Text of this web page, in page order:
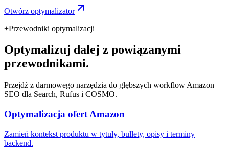
Otwórz optymalizator
+Przewodniki optymalizacji
Optymalizuj dalej z powiązanymi
przewodnikami.
Przejdź z darmowego narzędzia do głębszych workflow Amazon
SEO dla Search, Rufus i COSMO.
Optymalizacja ofert Amazon
Zamień kontekst produktu w tytuły, bullety, opisy i terminy
backend.